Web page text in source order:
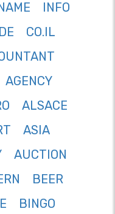
INFO
DE
CO.IL
AGENCY
ALSACE
ASIA
AUCTION
BEER
BINGO